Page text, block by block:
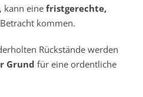
kann eine fristgerechte,
kommen.
Rückstände werden
Grund für eine ordentliche